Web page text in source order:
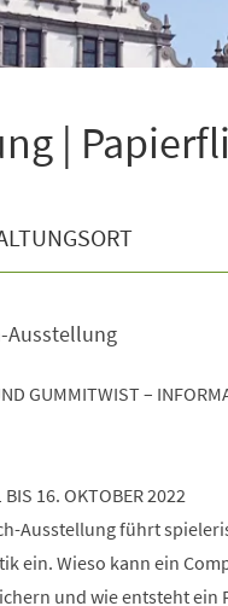
|
Ausstellung
GUMMITWIST –
16. OKTOBER 2022
Ausstellung führt
ein. Wieso kann ein
und wie entsteht